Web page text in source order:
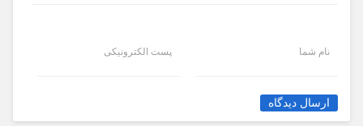
نام شما پست الکترونیکی
ارسال دیدگاه